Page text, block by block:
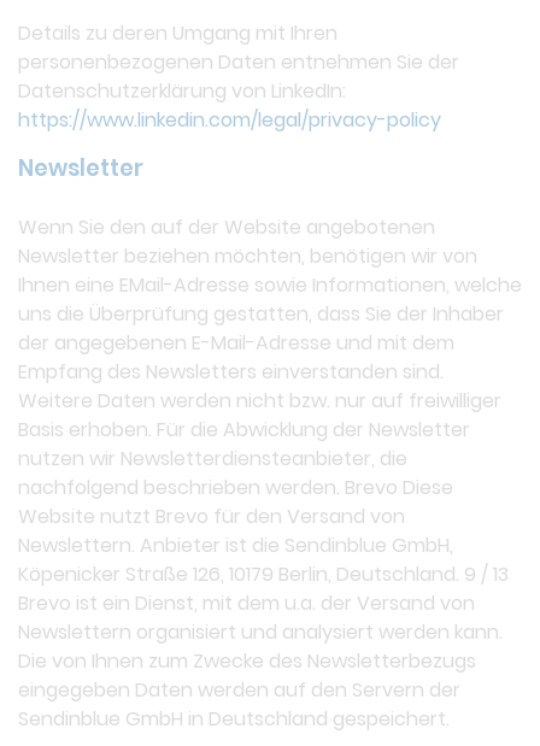
Details zu deren Umgang mit Ihren
personenbezogenen Daten entnehmen Sie der
Datenschutzerklärung von LinkedIn:
https://www.linkedin.com/legal/privacy-policy
Newsletter
Wenn Sie den auf der Website angebotenen
Newsletter beziehen möchten, benötigen wir von
Ihnen eine EMail-Adresse sowie Informationen, welche
uns die Überprüfung gestatten, dass Sie der Inhaber
der angegebenen E-Mail-Adresse und mit dem
Empfang des Newsletters einverstanden sind.
Weitere Daten werden nicht bzw. nur auf freiwilliger
Basis erhoben. Für die Abwicklung der Newsletter
nutzen wir Newsletterdiensteanbieter, die
nachfolgend beschrieben werden. Brevo Diese
Website nutzt Brevo für den Versand von
Newslettern. Anbieter ist die Sendinblue GmbH,
Köpenicker Straße 126, 10179 Berlin, Deutschland. 9 / 13
Brevo ist ein Dienst, mit dem u.a. der Versand von
Newslettern organisiert und analysiert werden kann.
Die von Ihnen zum Zwecke des Newsletterbezugs
eingegeben Daten werden auf den Servern der
Sendinblue GmbH in Deutschland gespeichert.